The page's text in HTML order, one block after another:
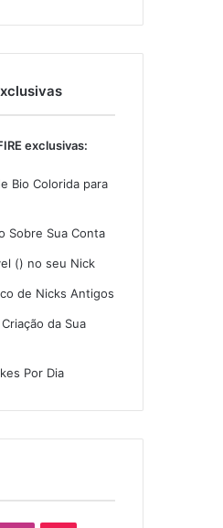
exclusivas:
Bio Colorida para
Sobre Sua Conta
(ㅤ) no seu Nick
de Nicks Antigos
da Sua
Por Dia